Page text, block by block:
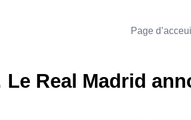
Page d’acceuil
Real Madrid